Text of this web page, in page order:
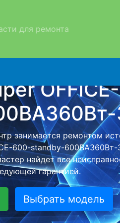
для ремонта
600-
вывозом в
3 с вывозом в
услуги, специалист
Оговоренная
видеотехники
Выбрать модель